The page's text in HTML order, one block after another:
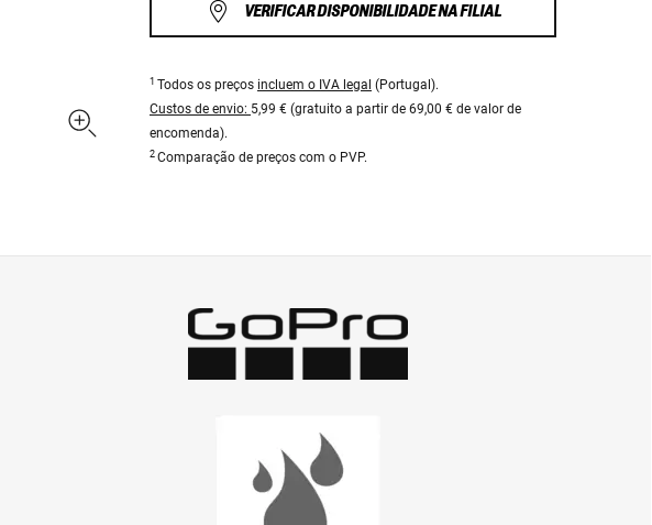
VERIFICAR DISPONIBILIDADE NA FILIAL
1 Todos os preços incluem o IVA legal (Portugal).
Custos de envio: 5,99 € (gratuito a partir de 69,00 € de valor de
encomenda).
2 Comparação de preços com o PVP.